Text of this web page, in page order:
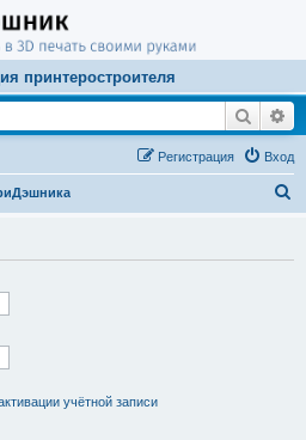
принтеростроителя
Поиск
Вход
Регистрация
учётной записи